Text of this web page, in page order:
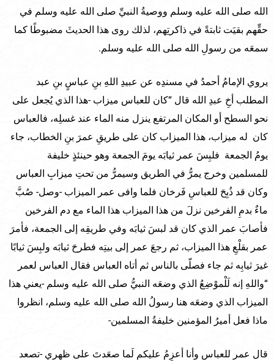
الله صلى الله عليه وسلم ووصيةُ النبيِّ صلى الله عليه وسلم في
حقِّهم بقيَت ثابتةً في ذاكرتِهم، لذلك روى هذا الحديثَ مضبوطًا كما
سمعَه من رسولِ الله صلى الله عليه وسلم.
يروي الإمامُ أحمدُ في مسندِه عن عبيدِ اللهِ بنِ عباسٍ بنِ عبد
المطلب أخِ عبدِ الله قال “كان للعباس ميزاب -هذا الذي يُجعل على
نحو السطح أو المكان المرتفع ينزل منه الماء عند غسلِه، فالعباس
كان له ميزاب، هذا الميزاب كان على طريقِ عمرَ بنِ الخطاب، جاء
يومُ الجمعة فلبِسَ عمر ثيابَه يومَ الجمعة وهو حينئذٍ خليفة
للمسلمين وخرج يمرُّ في الطريق وسيمرُّ من تحتِ ميزابِ العباس
وكان قد ذُبِحَ للعباسِ فَرخان فلما وافى عمر الميزاب -وصل- صُبَّ
ماءٌ بدمِ الفرخين نزلَ من هذا الميزاب هذا الماء مع دم الفرخين
فأصابَ عمر الذي كان قد لبسَ ثيابَه وفي طريقِه إلى الجمعة، فأمرَ
عمر بقلْعِ هذا الميزاب، ثم رجعَ عمر إلى بيتِه فطرحَ ثيابَه ولبِسَ ثيابًا
غيرَ ثيابِه ثم جاء فصلّى بالناس ثم أتاه العباس فقال العباس لعمر
“واللهِ إنه لَلْموْضِعُ الذي وضعَه النبيُّ صلى الله عليه وسلم -يعني هذا
الميزاب الذي وضعَه هنا رسولُ الله صلى الله عليه وسلم، انظروا
ماذا فعل أميرُ المؤمنين خليفةُ المسلمين-
قال عمر للعباس وأنا أعزِمُ عليكم لَما صعَدتَ على ظهري -تصعد